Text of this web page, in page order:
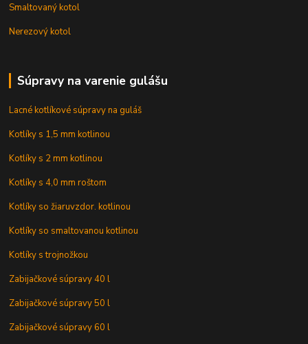
Smaltovaný kotol
Nerezový kotol
Súpravy na varenie gulášu
Lacné kotlíkové súpravy na guláš
Kotlíky s 1,5 mm kotlinou
Kotlíky s 2 mm kotlinou
Kotlíky s 4,0 mm roštom
Kotlíky so žiaruvzdor. kotlinou
Kotlíky so smaltovanou kotlinou
Kotlíky s trojnožkou
Zabijačkové súpravy 40 l
Zabijačkové súpravy 50 l
Zabijačkové súpravy 60 l